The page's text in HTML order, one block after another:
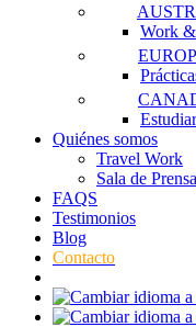
Work
Quiénes somos
Travel Work
Sala de Prensa
FAQS
Testimonios
Blog
Contacto